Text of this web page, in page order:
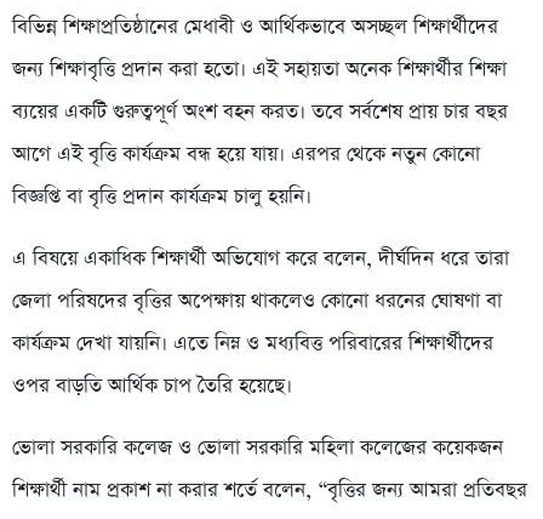
বিভিন্ন শিক্ষাপ্রতিষ্ঠানের মেধাবী ও আর্থিকভাবে অসচ্ছল শিক্ষার্থীদের
জন্য শিক্ষাবৃত্তি প্রদান করা হতো। এই সহায়তা অনেক শিক্ষার্থীর শিক্ষা
ব্যয়ের একটি গুরুত্বপূর্ণ অংশ বহন করত। তবে সর্বশেষ প্রায় চার বছর
আগে এই বৃত্তি কার্যক্রম বন্ধ হয়ে যায়। এরপর থেকে নতুন কোনো
বিজ্ঞপ্তি বা বৃত্তি প্রদান কার্যক্রম চালু হয়নি।
এ বিষয়ে একাধিক শিক্ষার্থী অভিযোগ করে বলেন, দীর্ঘদিন ধরে তারা
জেলা পরিষদের বৃত্তির অপেক্ষায় থাকলেও কোনো ধরনের ঘোষণা বা
কার্যক্রম দেখা যায়নি। এতে নিম্ন ও মধ্যবিত্ত পরিবারের শিক্ষার্থীদের
ওপর বাড়তি আর্থিক চাপ তৈরি হয়েছে।
ভোলা সরকারি কলেজ ও ভোলা সরকারি মহিলা কলেজের কয়েকজন
শিক্ষার্থী নাম প্রকাশ না করার শর্তে বলেন, “বৃত্তির জন্য আমরা প্রতিবছর